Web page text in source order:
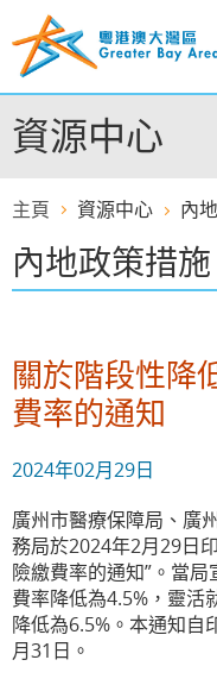
至
容
的
開
資源中心
主頁 資源中心 內
內地政策措施
關於階段性降
費率的通知
2024年02月29日
廣州市醫療保障局、廣
務局於2024年2月29日
險繳費率的通知”。當
費率降低為4.5%，靈活
降低為6.5%。本通知自
月31日。